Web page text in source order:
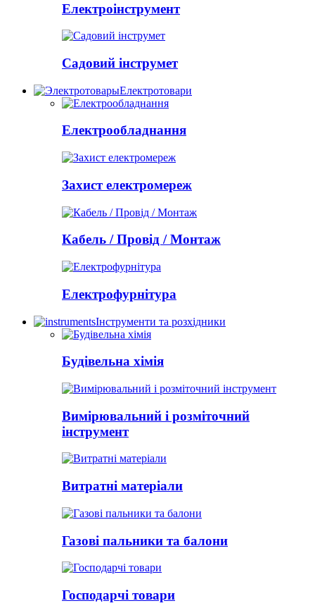
Електроінструмент
Садовий інструмет
Електротовари
Електрообладнання
Захист електромереж
Кабель / Провід / Монтаж
Електрофурнітура
Інструменти та розхідники
Будівельна хімія
Вимірювальний і розміточний
інструмент
Витратні матеріали
Газові пальники та балони
Господарчі товари